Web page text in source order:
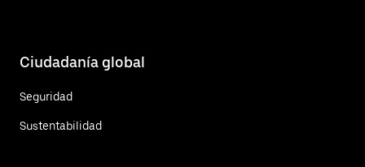
Ciudadanía global
Seguridad
Sustentabilidad